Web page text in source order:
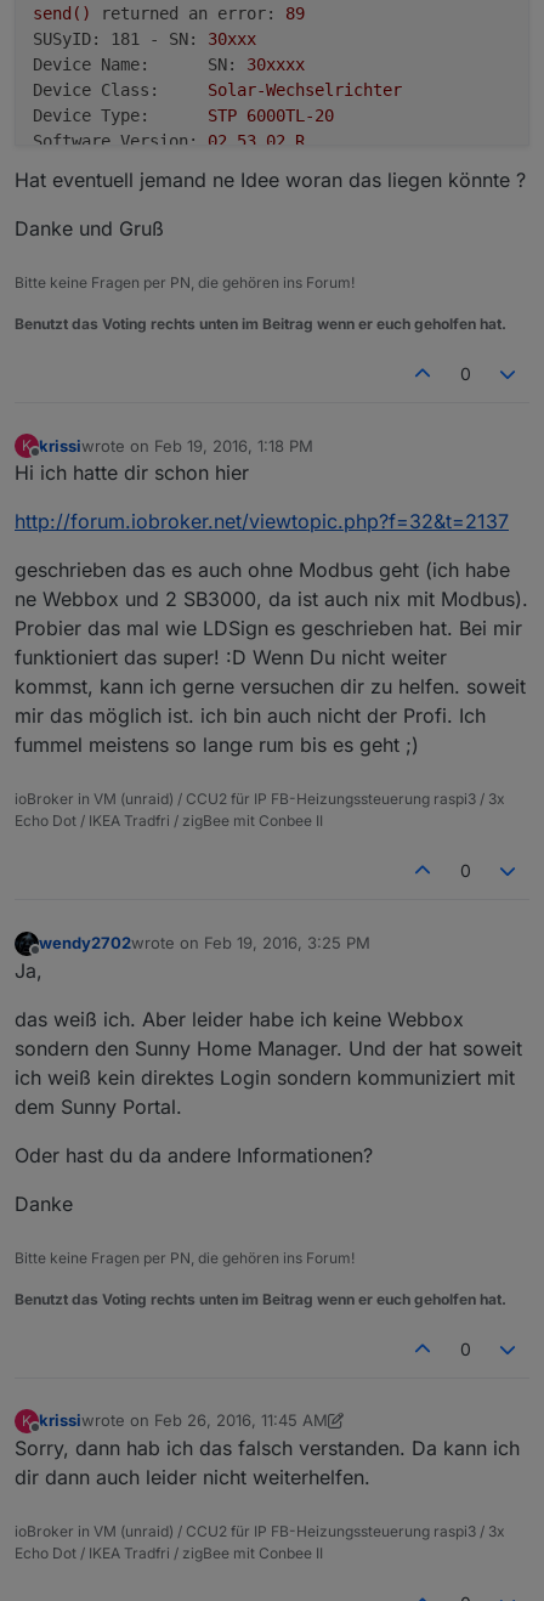
send()
returned an error:
89
SUSyID: 181 - SN:
30xxx
Device Name:      SN:
30xxxx
Device Class:
Solar-Wechselrichter
Device Type:
STP 6000TL-20
Software Version:
02.53 .02 .R
SUSyID: 181 - SN:
30xxxxx
Device Status:
SUSyID: 181 - SN:
30xxxx
GridRelay Status:
Geschlossen
SUSyID: 181 - SN:
30xxxx
Energy Production:
ETotal: 11698.937kWh
Feed-In Time  : 7720.92h
SUSyID: 181 - SN:
30xxxxx
DC Spot Data:
String 1 Pdc:   0.145kW - Udc: 282.32V -
String 2 Pdc:   0.198kW - Udc: 163.04V -
SUSyID: 181 - SN:
AC Spot Data:
Phase 1 Pac :   0.111kW - Uac: 230.70V -
Phase 3 Pac :   0.112kW - Uac: 231.05V -
Total Pac   :
0.333kW
Current Inverter Time:
15 /02/2016 15
Inverter Wake-Up Time:
/02/2016
Inverter Sleep Time  :
********************
********************
startTime
= 56C106F0 -> 15/02/2016 00:00:00
**********************
**********************
**********************
**********************
startTime
56AF3AB0 -> 01
:00:00
Reading events:
Hat eventuell jemand ne Idee woran das liegen könnte ?
Danke und Gruß
Bitte keine Fragen per PN, die gehören ins Forum!
Benutzt das Voting rechts unten im Beitrag wenn er euch geholfen hat.
0
K
Offline
krissiwrote on Feb 19, 2016, 1:18 PM
last edited by
Hi ich hatte dir schon hier
http://forum.iobroker.net/viewtopic.php?f=32&t=2137
geschrieben das es auch ohne Modbus geht (ich habe
ne Webbox und 2 SB3000, da ist auch nix mit Modbus).
Probier das mal wie LDSign es geschrieben hat. Bei mir
funktioniert das super! :D Wenn Du nicht weiter
kommst, kann ich gerne versuchen dir zu helfen. soweit
mir das möglich ist. ich bin auch nicht der Profi. Ich
fummel meistens so lange rum bis es geht ;)
ioBroker in VM (unraid) / CCU2 für IP FB-Heizungssteuerung raspi3 / 3x
Echo Dot / IKEA Tradfri / zigBee mit Conbee II
0
wendy2702wrote on Feb 19, 2016, 3:25 PM
last edited by
Ja,
das weiß ich. Aber leider habe ich keine Webbox
sondern den Sunny Home Manager. Und der hat soweit
ich weiß kein direktes Login sondern kommuniziert mit
dem Sunny Portal.
Oder hast du da andere Informationen?
Danke
Bitte keine Fragen per PN, die gehören ins Forum!
Benutzt das Voting rechts unten im Beitrag wenn er euch geholfen hat.
0
K krissiwrote on Feb 26, 2016, 11:45 AM
last edited by krissiJul 26, 2019, 1:42 PM
Sorry, dann hab ich das falsch verstanden. Da kann ich
dir dann auch leider nicht weiterhelfen.
ioBroker in VM (unraid) / CCU2 für IP FB-Heizungssteuerung raspi3 / 3x
Echo Dot / IKEA Tradfri / zigBee mit Conbee II